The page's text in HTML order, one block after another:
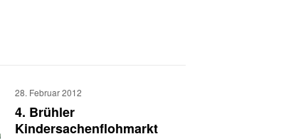
28. Februar 2012
4. Brühler
Kindersachenflohmarkt